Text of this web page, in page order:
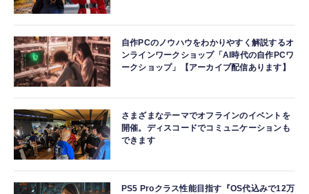
自作PCのノウハウをわかりやすく解説するオ
ンラインワークショップ「AI時代の自作PCワ
ークショップ」【アーカイブ配信あります】
さまざまなテーマでオフラインのイベントを
開催。ディスコードでコミュニケーションも
できます
PS5 Proクラス性能目指す『OS代込みで12万